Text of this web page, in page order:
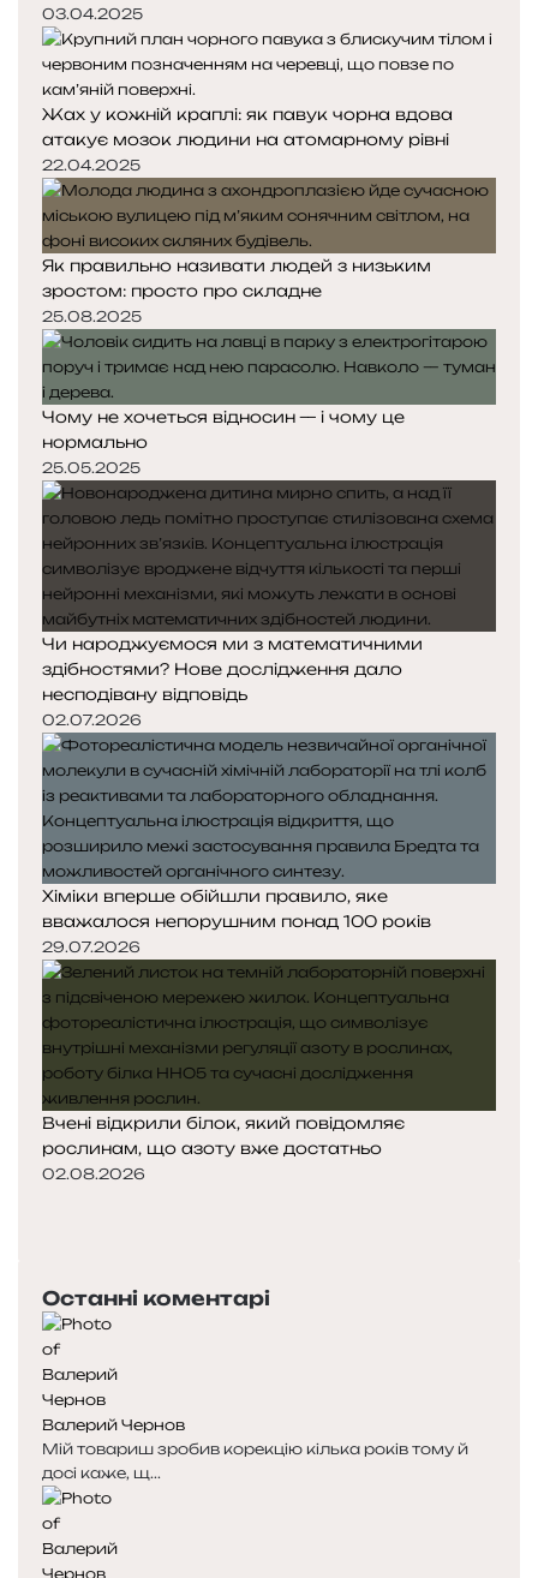
03.04.2025
Жах у кожній краплі: як павук чорна вдова
атакує мозок людини на атомарному рівні
22.04.2025
Як правильно називати людей з низьким
зростом: просто про складне
25.08.2025
Чому не хочеться відносин — і чому це
нормально
25.05.2025
Чи народжуємося ми з математичними
здібностями? Нове дослідження дало
несподівану відповідь
02.07.2026
Хіміки вперше обійшли правило, яке
вважалося непорушним понад 100 років
29.07.2026
Вчені відкрили білок, який повідомляє
рослинам, що азоту вже достатньо
02.08.2026
Останні коментарі
Валерий Чернов
Мій товариш зробив корекцію кілька років тому й
досі каже, щ...